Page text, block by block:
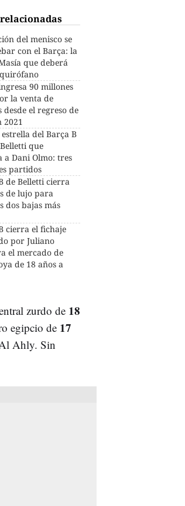
del menisco se
con el Barça: la
que deberá
90 millones
la venta de
desde el regreso de
del Barça B
que
a Dani Olmo: tres
partidos
de Belletti cierra
de lujo para
dos bajas más
cierra el fichaje
por Juliano
el mercado de
de 18 años a
zurdo de 18
egipcio de 17
Ahly. Sin